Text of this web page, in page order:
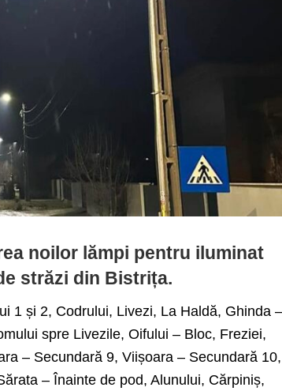
noilor lămpi pentru iluminat
străzi din Bistrița.
1 și 2, Codrului, Livezi, La Haldă, Ghinda –
spre Livezile, Oifului – Bloc, Freziei,
– Secundară 9, Viișoara – Secundară 10,
– Înainte de pod, Alunului, Cărpiniș,